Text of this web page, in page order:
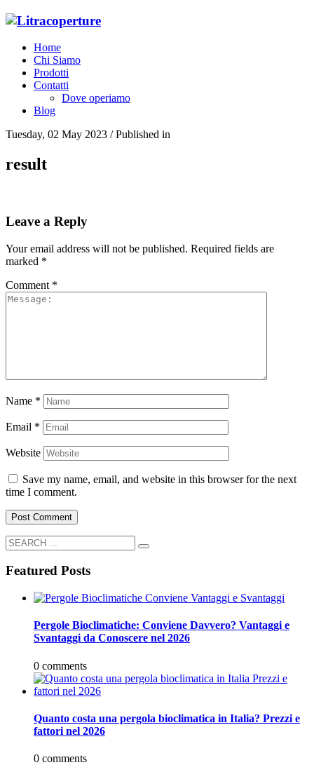
Home
Chi Siamo
Prodotti
Contatti
Dove operiamo
Blog
Tuesday, 02 May 2023 /Published in
result
Leave a Reply
Your email address will not be published. Required fields are
marked *
Comment *
Name *
Email *
Website
Save my name, email, and website in this browser for the next
time I comment.
Featured Posts
Pergole Bioclimatiche: Conviene Davvero? Vantaggi e
Svantaggi da Conoscere nel 2026
0 comments
Quanto costa una pergola bioclimatica in Italia? Prezzi e
fattori nel 2026
0 comments